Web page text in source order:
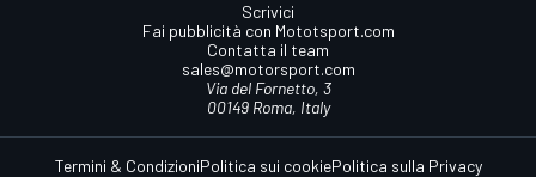
Scrivici
Fai pubblicità con Mototsport.com
Contatta il team
sales@motorsport.com
Via del Fornetto, 3
00149 Roma, Italy
Termini & CondizioniPolitica sui cookiePolitica sulla Privacy